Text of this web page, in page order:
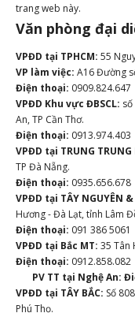
trang web này.
Văn phòng đại
VPĐD tại TPHCM: 55
VP làm việc: A16 Đường
Điện thoại: 0909.824.647
VPĐD Khu vực ĐBSCL:
An, TP Cần Thơ.
Điện thoại: 0913.974.403
VPĐD tại TRUNG TRUNG
TP Đà Nẵng.
Điện thoại: 0935.656.678
VPĐD tại TÂY NGUYÊN
Hương - Đà Lạt, tỉnh Lâm
Điện thoại: 091 386 5061
VPĐD tại Bắc MT: 35 Tân
Điện thoại: 0912.858.082
PV TT tại Nghệ An:
VPĐD tại TÂY BẮC: Số
Phú Thọ.